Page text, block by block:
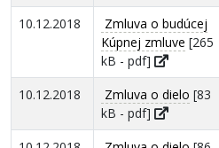
10.12.2018
Zmluva o budúcej
Kúpnej zmluve [265
kB - pdf]
10.12.2018 Zmluva o dielo [83
kB - pdf]